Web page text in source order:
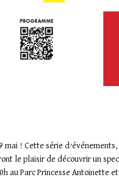
! Cette série
le plaisir de découvrir un
au Parc Princesse Antoinette